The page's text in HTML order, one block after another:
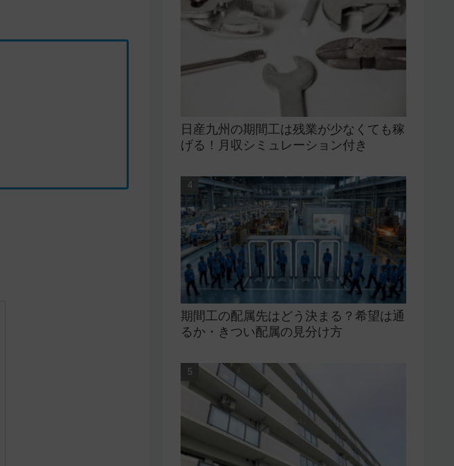
日産九州の期間工は残業が少なくても稼
げる！月収シミュレーション付き
期間工の配属先はどう決まる？希望は通
るか・きつい配属の見分け方